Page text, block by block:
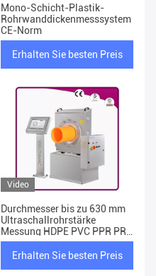
Mono-Schicht-Plastik-
Rohrwanddickenmesssystem
CE-Norm
Erhalten Sie besten Preis
Video
Durchmesser bis zu 630 mm
Ultraschallrohrstärke
Messung HDPE PVC PPR PR
Kunststoffrohr
Erhalten Sie besten Preis